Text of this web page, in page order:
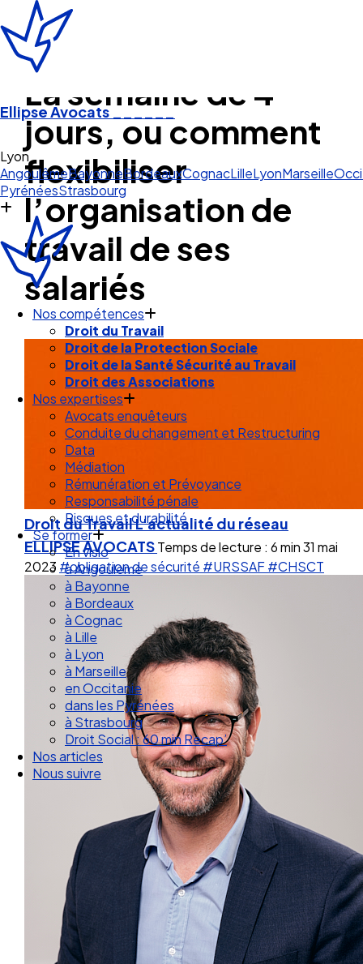
Ellipse Avocats ______
Lyon
AngoulêmeBayonneBordeauxCognacLilleLyonMarseille
PyrénéesStrasbourg
Nos compétences
Droit du Travail
Droit de la Protection Sociale
Droit de la Santé Sécurité au Travail
Droit des Associations
Nos expertises
Avocats enquêteurs
Conduite du changement et Restructuring
Data
Médiation
Rémunération et Prévoyance
Responsabilité pénale
Risques et durabilité
Se former
En visio
à Angouleme
à Bayonne
à Bordeaux
à Cognac
à Lille
à Lyon
à Marseille
en Occitanie
dans les Pyrénées
à Strasbourg
Droit Social : 60 min Recap’
Nos articles
Nous suivre
La semaine de 4
jours, ou comment
flexibiliser
l’organisation de
travail de ses
salariés
Droit du TravailL'actualité du réseau
ELLIPSE AVOCATSTemps de lecture : 6 min31 mai
2023 #obligation de sécurité #URSSAF#CHSCT